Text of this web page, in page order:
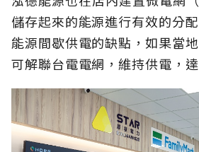
儲存起來的能源進行有效的分
能源間歇供電的缺點，如果當
可解聯台電電網，維持供電，